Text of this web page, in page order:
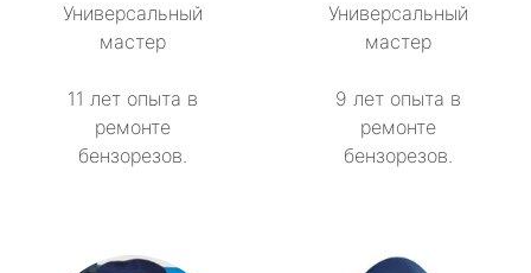
Универсальный
мастер
11 лет опыта в
ремонте
бензорезов.
Универсальный
мастер
9 лет опыта в
ремонте
бензорезов.